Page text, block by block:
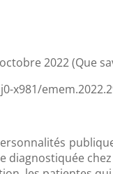
2022 (Que
x981/
diagnostiquée